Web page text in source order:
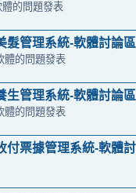
的問題發表
髮管理系統-軟體討論區
體的問題發表
生管理系統-軟體討論區
體的問題發表
付票據管理系統-軟體